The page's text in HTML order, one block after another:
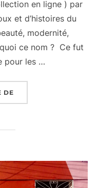
en ligne ) par
et d’histoires du
modernité,
ce nom ? Ce fut
pour les …
DE« AGAPE STUDIO :